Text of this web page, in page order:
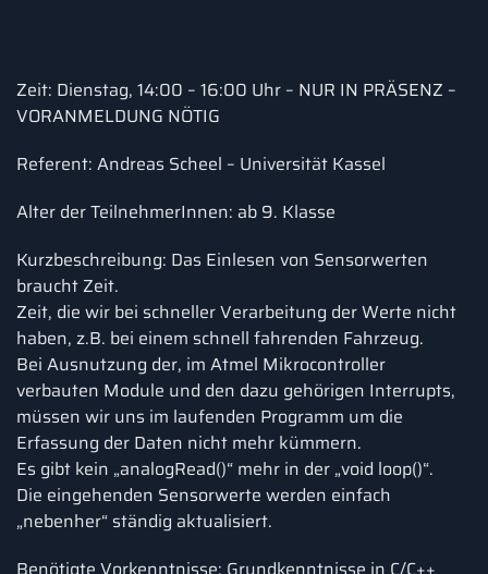
Zeit: Dienstag, 14:00 – 16:00 Uhr – NUR IN PRÄSENZ –
VORANMELDUNG NÖTIG
Referent: Andreas Scheel – Universität Kassel
Alter der TeilnehmerInnen: ab 9. Klasse
Kurzbeschreibung: Das Einlesen von Sensorwerten
braucht Zeit.
Zeit, die wir bei schneller Verarbeitung der Werte nicht
haben, z.B. bei einem schnell fahrenden Fahrzeug.
Bei Ausnutzung der, im Atmel Mikrocontroller
verbauten Module und den dazu gehörigen Interrupts,
müssen wir uns im laufenden Programm um die
Erfassung der Daten nicht mehr kümmern.
Es gibt kein „analogRead()“ mehr in der „void loop()“.
Die eingehenden Sensorwerte werden einfach
„nebenher“ ständig aktualisiert.